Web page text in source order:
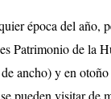
época del año,
Patrimonio de la
ancho) y en
pueden visitar de